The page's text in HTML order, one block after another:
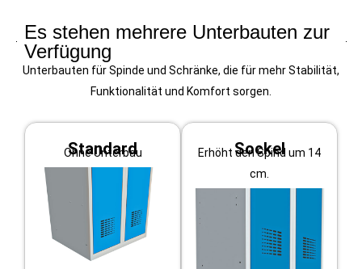
Es stehen mehrere Unterbauten zur
Verfügung
Unterbauten für Spinde und Schränke, die für mehr Stabilität,
Funktionalität und Komfort sorgen.
Standard
Ohne Unterbau Sockel
Erhöht den Spind um 14
cm.